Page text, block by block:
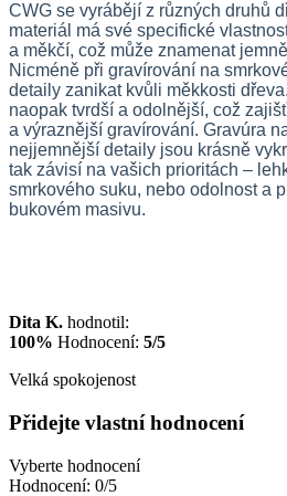
CWG se vyrábějí z různých druhů
materiál má své specifické
a měkčí, což může znamenat
Nicméně při gravírování na
detaily zanikat kvůli měkkosti dřeva.
naopak tvrdší a odolnější, což
a výraznější gravírování. Gravúra
nejjemnější detaily jsou krásně
tak závisí na vašich prioritách –
smrkového suku, nebo odolnost a
bukovém masivu.
Dita K. hodnotil:
100% Hodnocení: 5/5
Velká spokojenost
Přidejte vlastní hodnocení
Vyberte hodnocení
Hodnocení: 0/5